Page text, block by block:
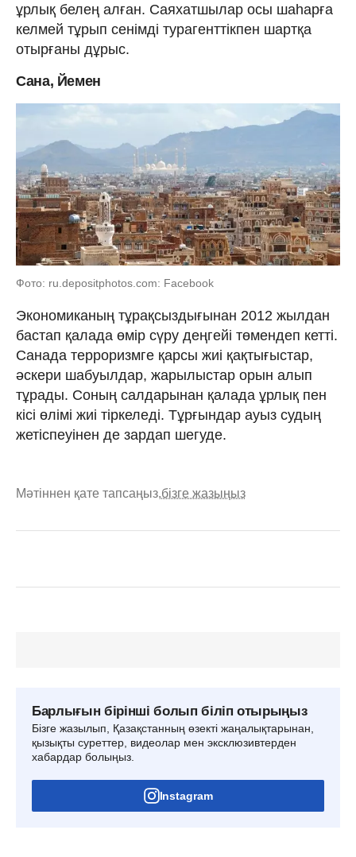
ұрлық белең алған. Саяхатшылар осы шаһарға
келмей тұрып сенімді турагенттікпен шартқа
отырғаны дұрыс.
Сана, Йемен
Фото: ru.depositphotos.com: Facebook
Экономиканың тұрақсыздығынан 2012 жылдан
бастап қалада өмір сүру деңгейі төмендеп кетті.
Санада терроризмге қарсы жиі қақтығыстар,
әскери шабуылдар, жарылыстар орын алып
тұрады. Соның салдарынан қалада ұрлық пен
кісі өлімі жиі тіркеледі. Тұрғындар ауыз судың
жетіспеуінен де зардап шегуде.
Мәтіннен қате тапсаңыз,бізге жазыңыз
Барлығын бірінші болып біліп отырыңыз
Бізге жазылып, Қазақстанның өзекті жаңалықтарынан,
қызықты суреттер, видеолар мен эксклюзивтерден
хабардар болыңыз.
Instagram